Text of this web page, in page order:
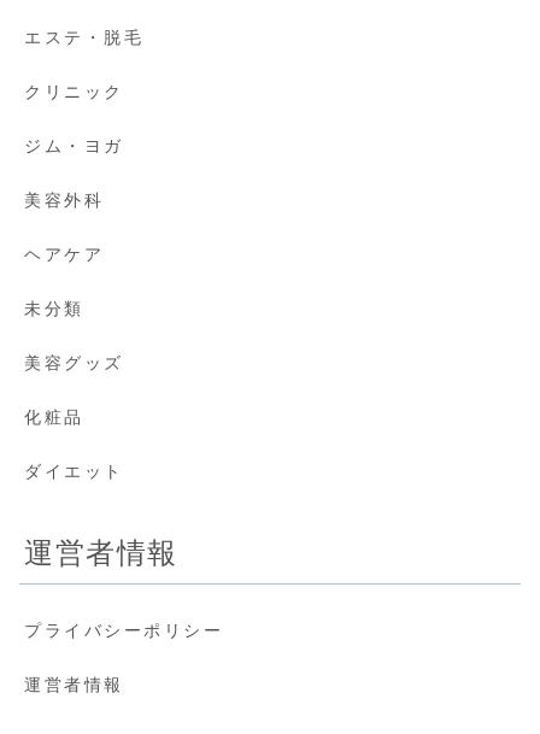
エステ・脱毛
クリニック
ジム・ヨガ
美容外科
ヘアケア
未分類
美容グッズ
化粧品
ダイエット
運営者情報
プライバシーポリシー
運営者情報